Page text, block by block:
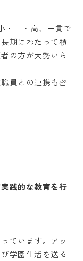
・中・高、一貫で
期にわたって積
の方が大勢いら
員との連携も密
践的な教育を行
ています。アッ
学園生活を送る